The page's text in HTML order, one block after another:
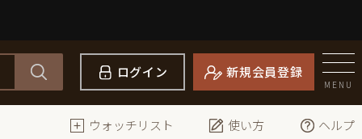
ログイン 新規会員登録
MENU
ウォッチリスト 使い方 ヘルプ